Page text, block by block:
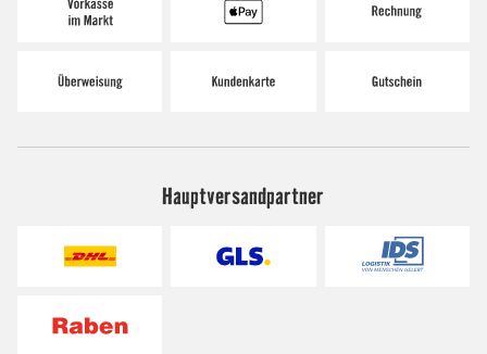
Hauptversandpartner